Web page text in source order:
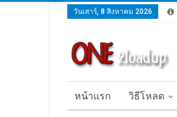
วันเสาร์, 8 สิงหาคม 2026
หน้าแรก วิธีโหลด